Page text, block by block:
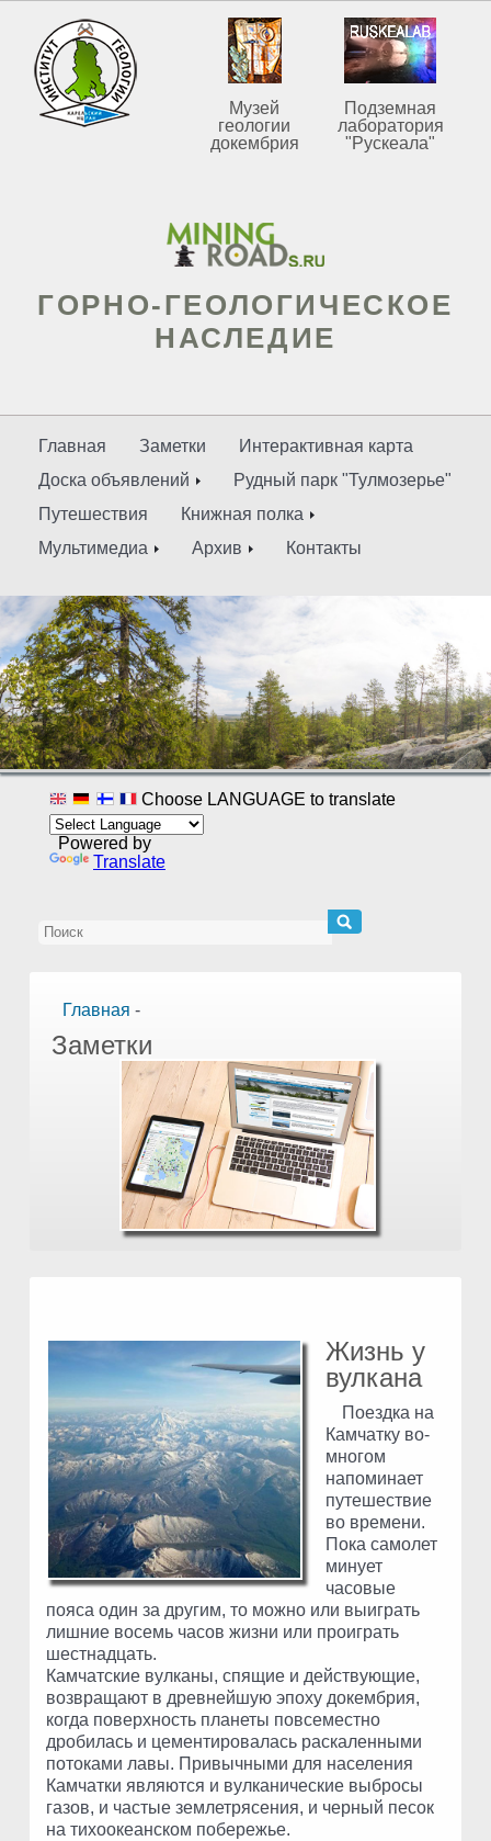
ГОРНО-ГЕОЛОГИЧЕСКОЕ
НАСЛЕДИЕ
Музей
геологии
докембрия
Подземная
лаборатория
"Рускеала"
Главная Заметки
Интерактивная карта
Доска объявлений
Рудный парк "Тулмозерье"
Путешествия
Книжная полка
Мультимедиа
Архив Контакты
Choose LANGUAGE to translate
Powered by
Translate
Главная -
Заметки
Жизнь у
вулкана
Поездка на
Камчатку во-
многом
напоминает
путешествие
во времени.
Пока самолет
минует
часовые
пояса один за другим, то можно или выиграть
лишние восемь часов жизни или проиграть
шестнадцать.
Камчатские вулканы, спящие и действующие,
возвращают в древнейшую эпоху докембрия,
когда поверхность планеты повсеместно
дробилась и цементировалась раскаленными
потоками лавы. Привычными для населения
Камчатки являются и вулканические выбросы
газов, и частые землетрясения, и черный песок
на тихоокеанском побережье.